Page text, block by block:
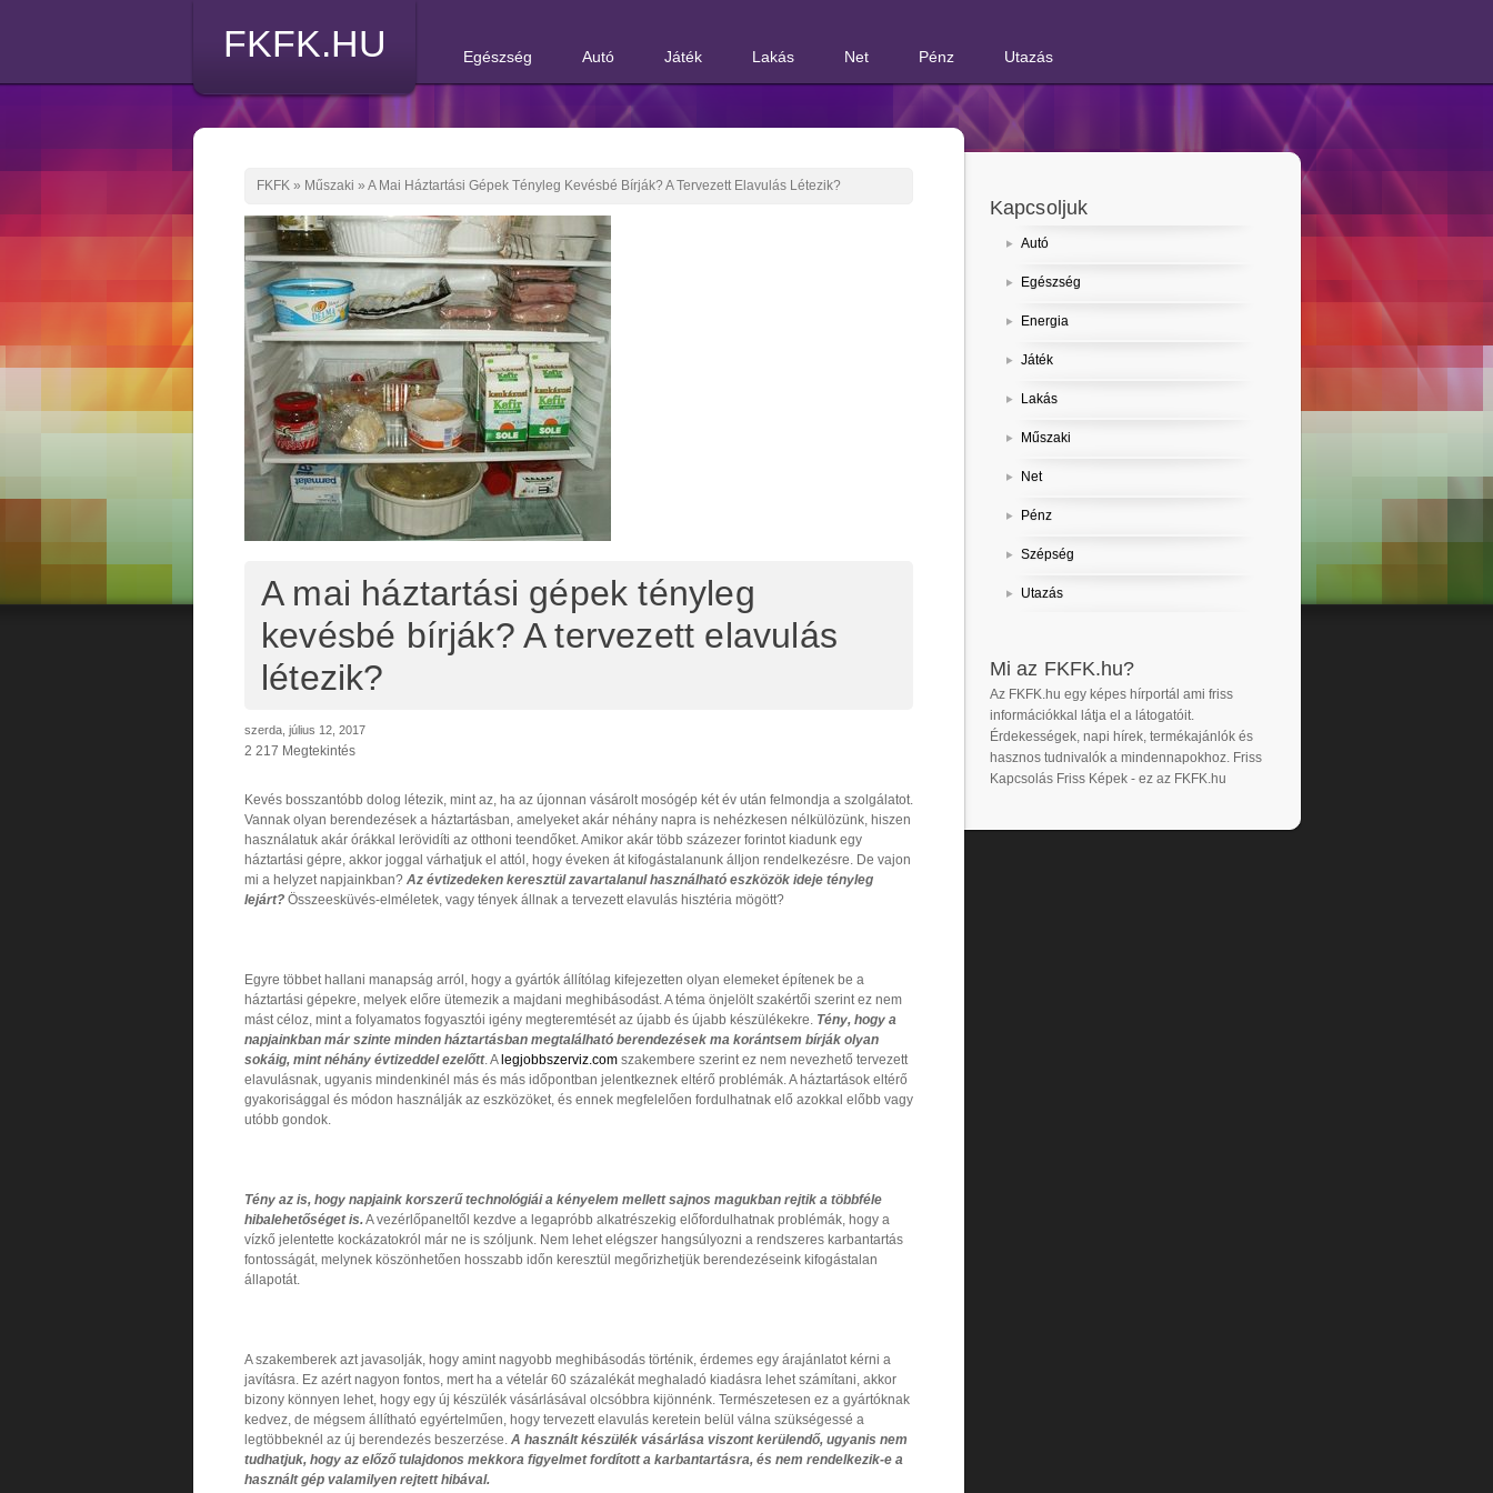
FKFK.HU Egészség Autó Játék Lakás Net Pénz Utazás
FKFK » Műszaki » A Mai Háztartási Gépek Tényleg Kevésbé Bírják? A Tervezett Elavulás Létezik?
A mai háztartási gépek tényleg
kevésbé bírják? A tervezett elavulás
létezik?
szerda, július 12, 2017
2 217 Megtekintés
Kevés bosszantóbb dolog létezik, mint az, ha az újonnan vásárolt mosógép két év után felmondja a szolgálatot.
Vannak olyan berendezések a háztartásban, amelyeket akár néhány napra is nehézkesen nélkülözünk, hiszen
használatuk akár órákkal lerövidíti az otthoni teendőket. Amikor akár több százezer forintot kiadunk egy
háztartási gépre, akkor joggal várhatjuk el attól, hogy éveken át kifogástalanunk álljon rendelkezésre. De vajon
mi a helyzet napjainkban? Az évtizedeken keresztül zavartalanul használható eszközök ideje tényleg
lejárt? Összeesküvés-elméletek, vagy tények állnak a tervezett elavulás hisztéria mögött?
Egyre többet hallani manapság arról, hogy a gyártók állítólag kifejezetten olyan elemeket építenek be a
háztartási gépekre, melyek előre ütemezik a majdani meghibásodást. A téma önjelölt szakértői szerint ez nem
mást céloz, mint a folyamatos fogyasztói igény megteremtését az újabb és újabb készülékekre. Tény, hogy a
napjainkban már szinte minden háztartásban megtalálható berendezések ma korántsem bírják olyan
sokáig, mint néhány évtizeddel ezelőtt. A legjobbszerviz.com szakembere szerint ez nem nevezhető tervezett
elavulásnak, ugyanis mindenkinél más és más időpontban jelentkeznek eltérő problémák. A háztartások eltérő
gyakorisággal és módon használják az eszközöket, és ennek megfelelően fordulhatnak elő azokkal előbb vagy
utóbb gondok.
Tény az is, hogy napjaink korszerű technológiái a kényelem mellett sajnos magukban rejtik a többféle
hibalehetőséget is.A vezérlőpaneltől kezdve a legapróbb alkatrészekig előfordulhatnak problémák, hogy a
vízkő jelentette kockázatokról már ne is szóljunk. Nem lehet elégszer hangsúlyozni a rendszeres karbantartás
fontosságát, melynek köszönhetően hosszabb időn keresztül megőrizhetjük berendezéseink kifogástalan
állapotát.
A szakemberek azt javasolják, hogy amint nagyobb meghibásodás történik, érdemes egy árajánlatot kérni a
javításra. Ez azért nagyon fontos, mert ha a vételár 60 százalékát meghaladó kiadásra lehet számítani, akkor
bizony könnyen lehet, hogy egy új készülék vásárlásával olcsóbbra kijönnénk. Természetesen ez a gyártóknak
kedvez, de mégsem állítható egyértelműen, hogy tervezett elavulás keretein belül válna szükségessé a
legtöbbeknél az új berendezés beszerzése. A használt készülék vásárlása viszont kerülendő, ugyanis nem
tudhatjuk, hogy az előző tulajdonos mekkora figyelmet fordított a karbantartásra, és nem rendelkezik-e a
használt gép valamilyen rejtett hibával.
Kapcsoljuk
Autó
Egészség
Energia
Játék
Lakás
Műszaki
Net
Pénz
Szépség
Utazás
Mi az FKFK.hu?
Az FKFK.hu egy képes hírportál ami friss
információkkal látja el a látogatóit.
Érdekességek, napi hírek, termékajánlók és
hasznos tudnivalók a mindennapokhoz. Friss
Kapcsolás Friss Képek - ez az FKFK.hu